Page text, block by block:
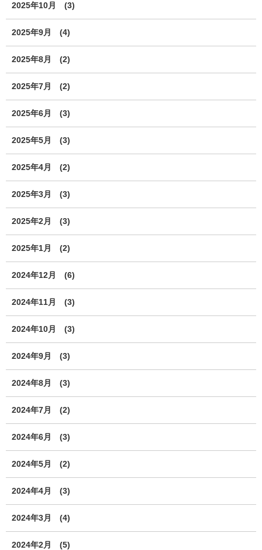
2025年10月 (3)
2025年9月 (4)
2025年8月 (2)
2025年7月 (2)
2025年6月 (3)
2025年5月 (3)
2025年4月 (2)
2025年3月 (3)
2025年2月 (3)
2025年1月 (2)
2024年12月 (6)
2024年11月 (3)
2024年10月 (3)
2024年9月 (3)
2024年8月 (3)
2024年7月 (2)
2024年6月 (3)
2024年5月 (2)
2024年4月 (3)
2024年3月 (4)
2024年2月 (5)